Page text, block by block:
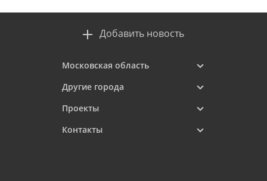
Добавить новость
Московская область
Другие города
Проекты
Контакты